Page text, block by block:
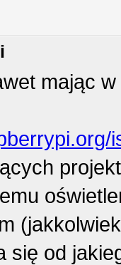
mając
się od